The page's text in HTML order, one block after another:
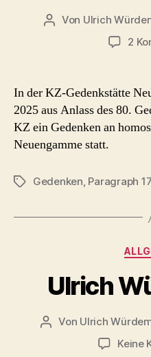
Beitragsautor
Von Ulrich
2
In der KZ-Gedenkstätte
2025 aus Anlass des 80.
KZ ein Gedenken an
Neuengamme statt.
Schlagwörter
Gedenken, Paragraph
Ulrich
Beitragsautor
Von Ulrich
Keine